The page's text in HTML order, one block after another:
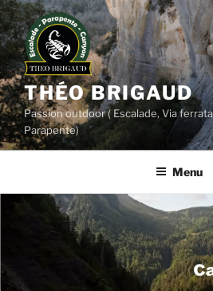
Aller
au
contenu
principal
THÉO BRIGAUD
Passion outdoor ( Escalade, Via
Parapente)
Menu